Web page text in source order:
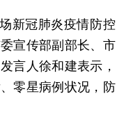
新冠肺炎疫情防控
宣传部副部长、市
言人徐和建表示，
零星病例状况，防